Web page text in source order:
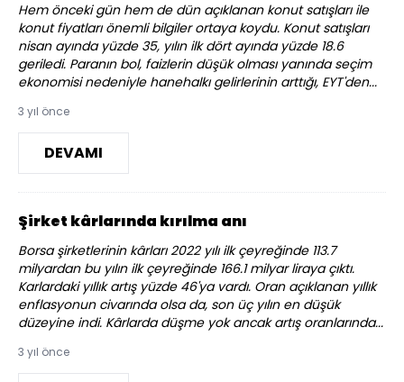
Hem önceki gün hem de dün açıklanan konut satışları ile
konut fiyatları önemli bilgiler ortaya koydu. Konut satışları
nisan ayında yüzde 35, yılın ilk dört ayında yüzde 18.6
geriledi. Paranın bol, faizlerin düşük olması yanında seçim
ekonomisi nedeniyle hanehalkı gelirlerinin arttığı, EYT'den...
3 yıl önce
DEVAMI
Şirket kârlarında kırılma anı
Borsa şirketlerinin kârları 2022 yılı ilk çeyreğinde 113.7
milyardan bu yılın ilk çeyreğinde 166.1 milyar liraya çıktı.
Karlardaki yıllık artış yüzde 46'ya vardı. Oran açıklanan yıllık
enflasyonun civarında olsa da, son üç yılın en düşük
düzeyine indi. Kârlarda düşme yok ancak artış oranlarında...
3 yıl önce